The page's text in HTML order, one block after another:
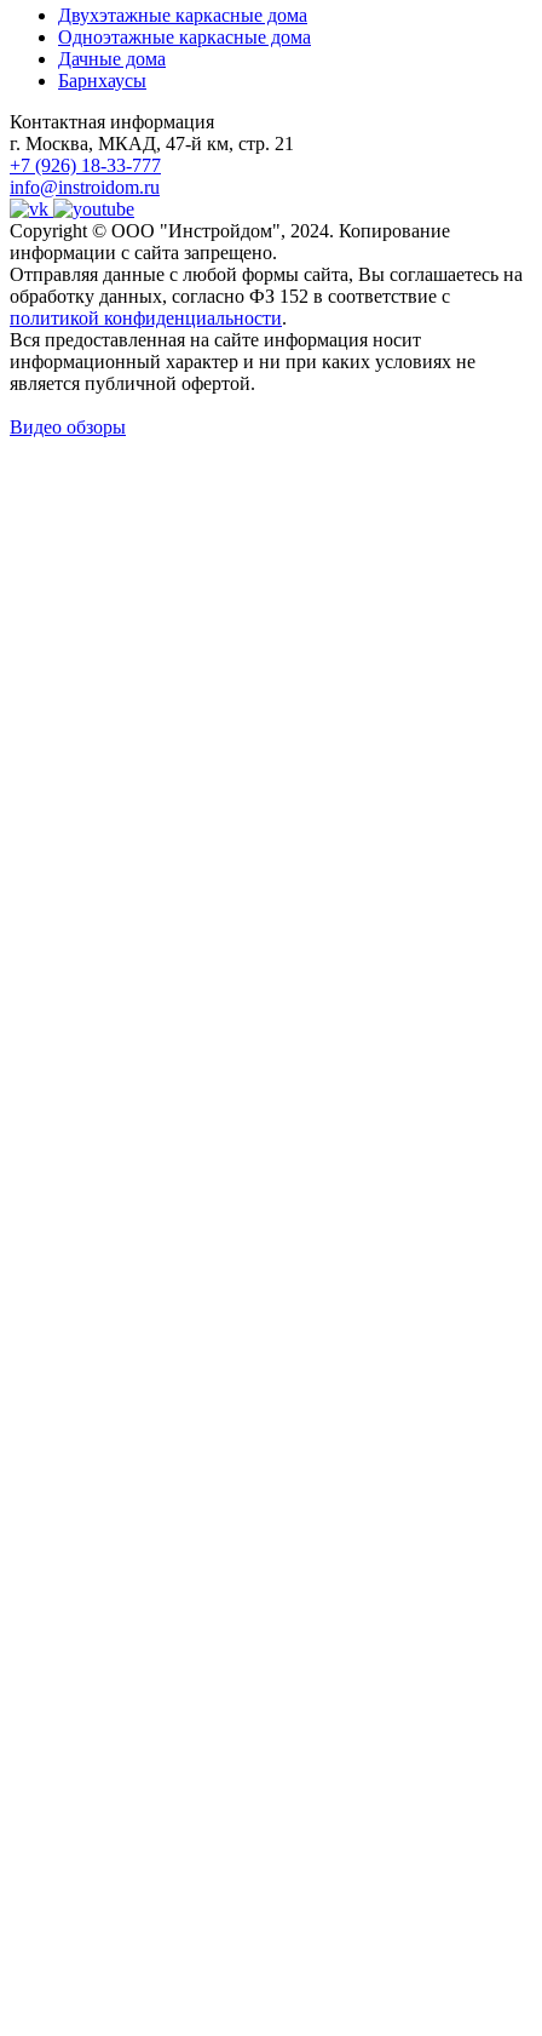
Двухэтажные каркасные дома
Одноэтажные каркасные дома
Дачные дома
Барнхаусы
Контактная информация
г. Москва, МКАД, 47-й км, стр. 21
+7 (926) 18-33-777
info@instroidom.ru
Copyright © ООО "Инстройдом", 2024. Копирование
информации с сайта запрещено.
Отправляя данные с любой формы сайта, Вы соглашаетесь на
обработку данных, согласно ФЗ 152 в соответствие с
политикой конфиденциальности.
Вся предоставленная на сайте информация носит
информационный характер и ни при каких условиях не
является публичной офертой.
Видео обзоры